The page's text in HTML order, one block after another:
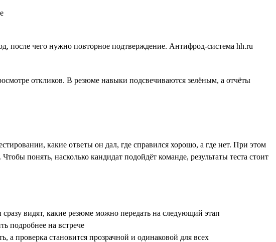
после чего нужно повторное подтверждение. Антифрод-система hh.ru
откликов. В резюме навыки подсвечиваются зелёным, а отчёты
какие ответы он дал, где справился хорошо, а где нет. При этом
понять, насколько кандидат подойдёт команде, результаты теста стоит
видят, какие резюме можно передать на следующий этап
подробнее на встрече
проверка становится прозрачной и одинаковой для всех